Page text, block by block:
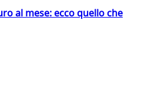
al mese: ecco quello che